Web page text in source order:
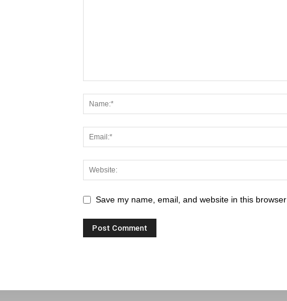
Save my name, email, and website in this